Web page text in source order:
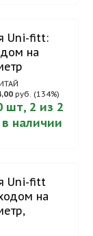
Uni-fitt:
на
руб. (134%)
шт, 2 из 2
наличии
Uni-fitt
на